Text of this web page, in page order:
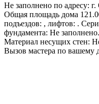
Не заполнено по адресу:
Общая площадь дома
подъездов: , лифтов: .
фундамента: Не
Материал несущих стен:
Вызов мастера по вашему